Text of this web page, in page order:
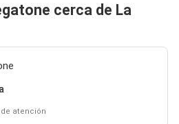
cerca de La
atención